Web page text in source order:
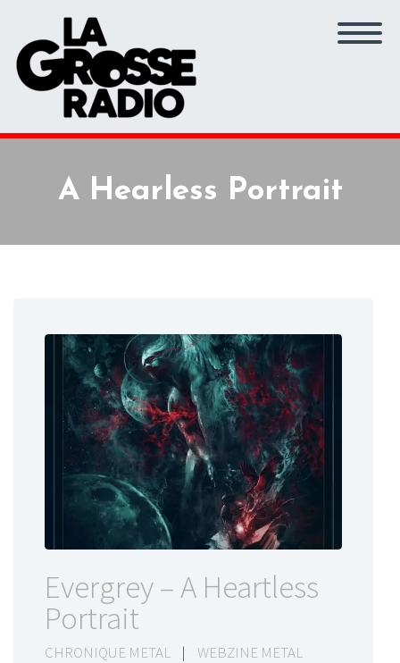
A Hearless Portrait
Evergrey – A Heartless
Portrait
CHRONIQUE METAL | WEBZINE METAL